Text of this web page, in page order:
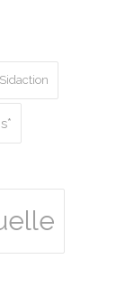
Sidaction